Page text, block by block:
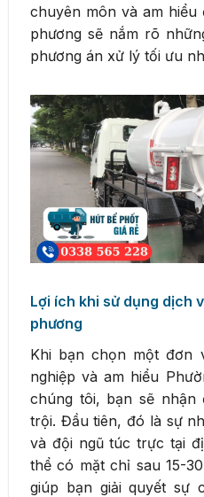
chuyên môn và am
phương sẽ nắm rõ
phương án xử lý tối ưu
Lợi ích khi sử dụng dịch
phương
Khi bạn chọn một đơn
nghiệp và am hiểu
chúng tôi, bạn sẽ
trội. Đầu tiên, đó là sự
và đội ngũ túc trực tại
thể có mặt chỉ sau 15-
giúp bạn giải quyết sự